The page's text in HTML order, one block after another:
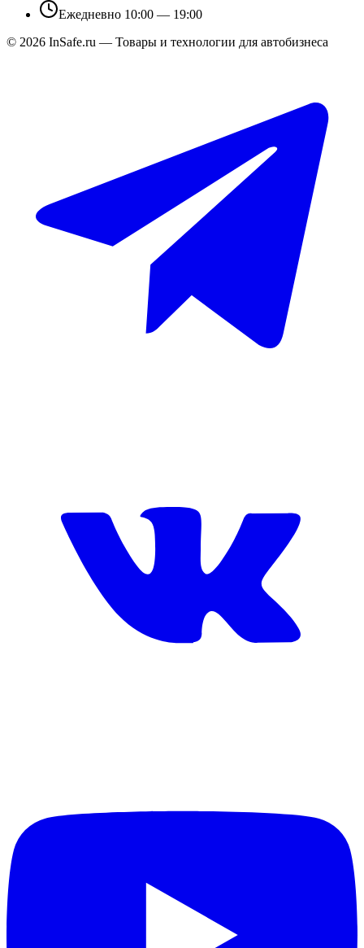
Ежедневно 10:00 — 19:00
© 2026 InSafe.ru — Товары и технологии для автобизнеса